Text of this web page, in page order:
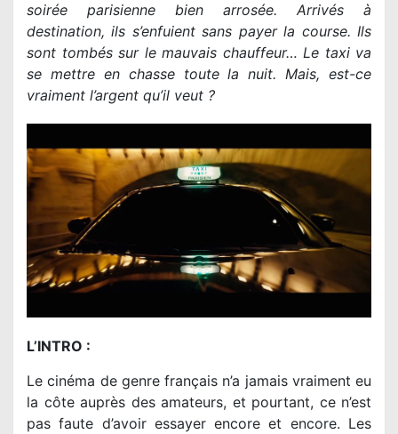
soirée parisienne bien arrosée. Arrivés à
destination, ils s’enfuient sans payer la course. Ils
sont tombés sur le mauvais chauffeur… Le taxi va
se mettre en chasse toute la nuit. Mais, est-ce
vraiment l’argent qu’il veut ?
L’INTRO :
Le cinéma de genre français n’a jamais vraiment eu
la côte auprès des amateurs, et pourtant, ce n’est
pas faute d’avoir essayer encore et encore. Les